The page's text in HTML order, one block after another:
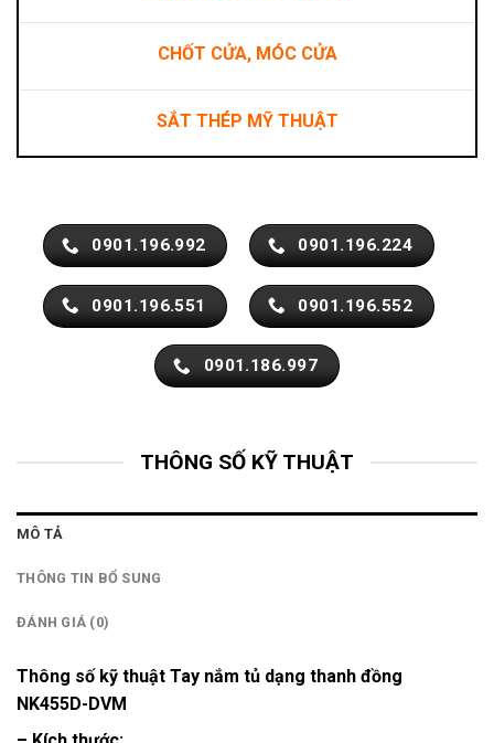
CHỐT CỬA, MÓC CỬA
SẮT THÉP MỸ THUẬT
0901.196.992 0901.196.224
0901.196.551 0901.196.552
0901.186.997
THÔNG SỐ KỸ THUẬT
MÔ TẢ
THÔNG TIN BỔ SUNG
ĐÁNH GIÁ (0)
Thông số kỹ thuật Tay nắm tủ dạng thanh đồng
NK455D-DVM